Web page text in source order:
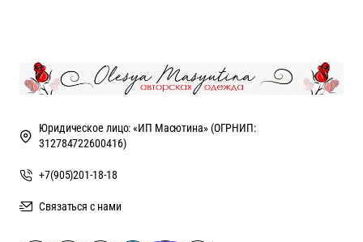
Юридическое лицо: «ИП Масютина» (ОГРНИП:
312784722600416)
+7(905)201-18-18
Связаться с нами